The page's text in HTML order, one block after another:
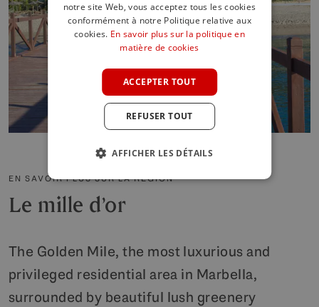
EN SAVOIR PLUS SUR LA RÉGION
Le mille d’or
The Golden Mile, the most luxurious and
privileged residential area in Marbella,
surrounded by beautiful lush greenery
SPANISH
FRENCH
POLISH
notre site Web, vous acceptez tous les cookies
conformément à notre Politique relative aux
cookies. En savoir plus sur la politique en
matière de cookies
ACCEPTER TOUT
REFUSER TOUT
AFFICHER LES DÉTAILS